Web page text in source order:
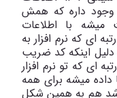
چندین هزار کارنامه از سال 92 تا 1400 وجود داره که همش
با اطلاعات
ای که نرم افزار به
اینکه کد ضریب
ای که تو نرم افزار
میشه برای همه
هم به همین شکل